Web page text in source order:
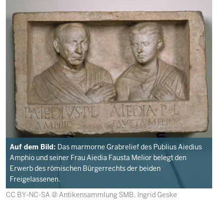
Auf dem Bild: Das marmorne Grabrelief des Publius Aiedius
Amphio und seiner Frau Aiedia Fausta Melior belegt den
Erwerb des römischen Bürgerrechts der beiden
Freigelassenen.
CC BY-NC-SA @ Antikensammlung SMB, Ingrid Geske